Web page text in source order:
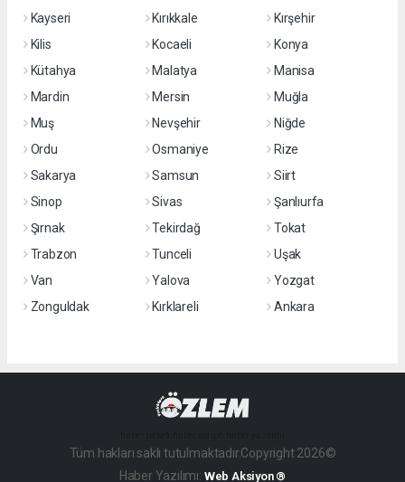
Kayseri
Kırıkkale
Kırşehir
Kilis
Kocaeli
Konya
Kütahya
Malatya
Manisa
Mardin
Mersin
Muğla
Muş
Nevşehir
Niğde
Ordu
Osmaniye
Rize
Sakarya
Samsun
Siirt
Sinop
Sivas
Şanlıurfa
Şırnak
Tekirdağ
Tokat
Trabzon
Tunceli
Uşak
Van
Yalova
Yozgat
Zonguldak
Kırklareli Ankara
Tüm hakları saklı tutulmaktadır.Copyright 2026©
Haber Yazılımı: Web Aksiyon ®